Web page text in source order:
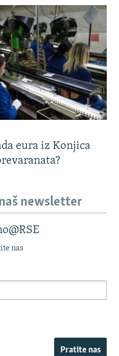
eura iz Konjica
newsletter
nas
Pratite nas